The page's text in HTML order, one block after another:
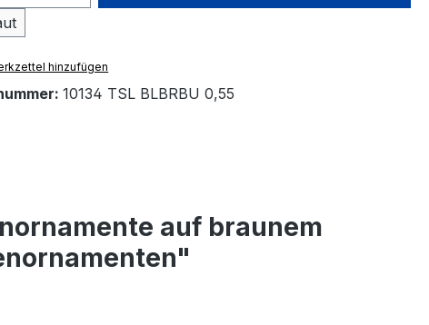
hinzufügen
10134 TSL BLBRBU 0,55
auf braunem